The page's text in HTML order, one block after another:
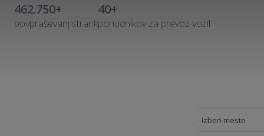
462.750+
povpraševanj strank
40+
ponudnikov za prevoz vozil